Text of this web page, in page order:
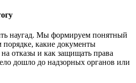
наугад. Мы формируем понятный
порядке, какие документы
отказы и как защищать права
дошло до надзорных органов или